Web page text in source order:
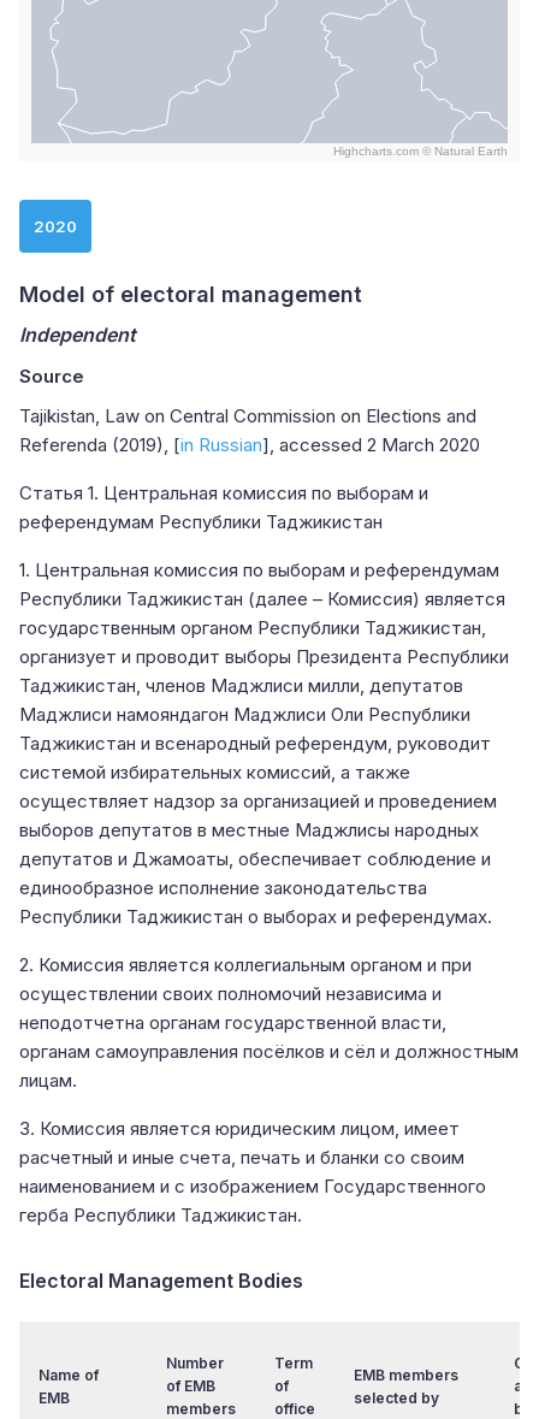
Highcharts.com © Natural Earth
2020
Model of electoral management
Independent
Source
Tajikistan, Law on Central Commission on Elections and
Referenda (2019), [in Russian], accessed 2 March 2020
Статья 1. Центральная комиссия по выборам и
референдумам Республики Таджикистан
1. Центральная комиссия по выборам и референдумам
Республики Таджикистан (далее – Комиссия) является
государственным органом Республики Таджикистан,
организует и проводит выборы Президента Республики
Таджикистан, членов Маджлиси милли, депутатов
Маджлиси намояндагон Маджлиси Оли Республики
Таджикистан и всенародный референдум, руководит
системой избирательных комиссий, а также
осуществляет надзор за организацией и проведением
выборов депутатов в местные Маджлисы народных
депутатов и Джамоаты, обеспечивает соблюдение и
единообразное исполнение законодательства
Республики Таджикистан о выборах и референдумах.
2. Комиссия является коллегиальным органом и при
осуществлении своих полномочий независима и
неподотчетна органам государственной власти,
органам самоуправления посёлков и сёл и должностным
лицам.
3. Комиссия является юридическим лицом, имеет
расчетный и иные счета, печать и бланки со своим
наименованием и с изображением Государственного
герба Республики Таджикистан.
Electoral Management Bodies
Name of
EMB
Number
of EMB
members
Term
of
office
EMB members
selected by
by